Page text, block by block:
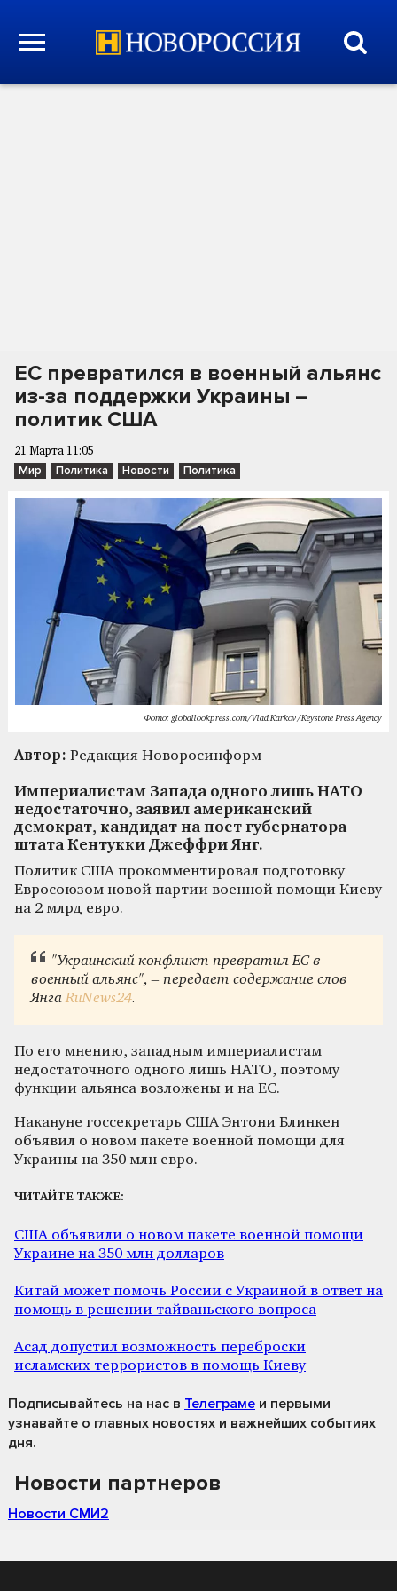
ЕС превратился в военный альянс
из-за поддержки Украины –
политик США
21 Марта 11:05
Мир Политика Новости Политика
Фото: globallookpress.com/Vlad Karkov/Keystone Press Agency
Автор: Редакция Новоросинформ
Империалистам Запада одного лишь НАТО
недостаточно, заявил американский
демократ, кандидат на пост губернатора
штата Кентукки Джеффри Янг.
Политик США прокомментировал подготовку
Евросоюзом новой партии военной помощи Киеву
на 2 млрд евро.
"Украинский конфликт превратил ЕС в
военный альянс", – передает содержание слов
ЯнгаRuNews24.
По его мнению, западным империалистам
недостаточного одного лишь НАТО, поэтому
функции альянса возложены и на ЕС.
Накануне госсекретарь США Энтони Блинкен
объявил о новом пакете военной помощи для
Украины на 350 млн евро.
ЧИТАЙТЕ ТАКЖЕ:
США объявили о новом пакете военной помощи
Украине на 350 млн долларов
Китай может помочь России с Украиной в ответ на
помощь в решении тайваньского вопроса
Асад допустил возможность переброски
исламских террористов в помощь Киеву
Подписывайтесь на нас в Телеграме и первыми
узнавайте о главных новостях и важнейших событиях
дня.
Новости партнеров
Новости СМИ2